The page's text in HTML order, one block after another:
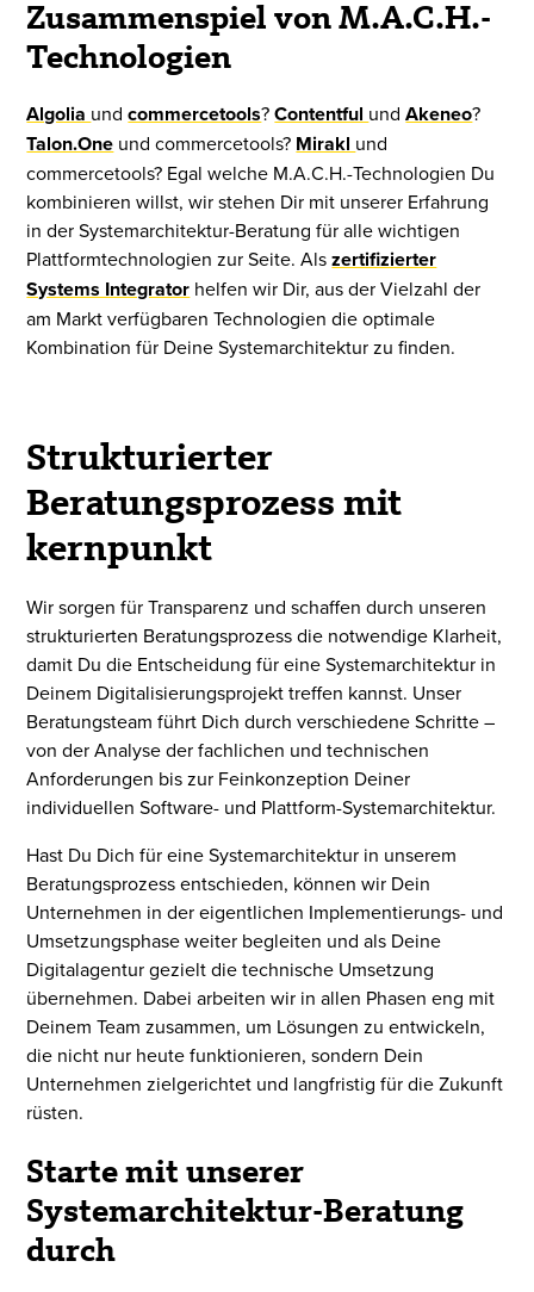
Zusammenspiel von M.A.C.H.-
Technologien
Algolia undcommercetools?Contentful undAkeneo?
Talon.One und commercetools? Mirakl und
commercetools? Egal welche M.A.C.H.-Technologien Du
kombinieren willst, wir stehen Dir mit unserer Erfahrung
in der Systemarchitektur-Beratung für alle wichtigen
Plattformtechnologien zur Seite. Alszertifizierter
Systems Integrator helfen wir Dir, aus der Vielzahl der
am Markt verfügbaren Technologien die optimale
Kombination für Deine Systemarchitektur zu finden.
Strukturierter
Beratungsprozess mit
kernpunkt
Wir sorgen für Transparenz und schaffen durch unseren
strukturierten Beratungsprozess die notwendige Klarheit,
damit Du die Entscheidung für eine Systemarchitektur in
Deinem Digitalisierungsprojekt treffen kannst. Unser
Beratungsteam führt Dich durch verschiedene Schritte –
von der Analyse der fachlichen und technischen
Anforderungen bis zur Feinkonzeption Deiner
individuellen Software- und Plattform-Systemarchitektur.
Hast Du Dich für eine Systemarchitektur in unserem
Beratungsprozess entschieden, können wir Dein
Unternehmen in der eigentlichen Implementierungs- und
Umsetzungsphase weiter begleiten und als Deine
Digitalagentur gezielt die technische Umsetzung
übernehmen. Dabei arbeiten wir in allen Phasen eng mit
Deinem Team zusammen, um Lösungen zu entwickeln,
die nicht nur heute funktionieren, sondern Dein
Unternehmen zielgerichtet und langfristig für die Zukunft
rüsten.
Starte mit unserer
Systemarchitektur-Beratung
durch